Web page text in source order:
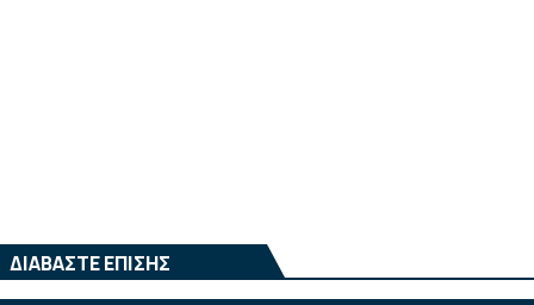
ΔΙΑΒΑΣΤΕ ΕΠΙΣΗΣ